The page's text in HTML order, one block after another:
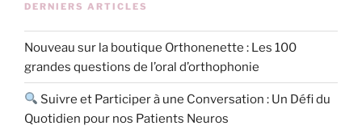
DERNIERS ARTICLES
Nouveau sur la boutique Orthonenette : Les 100
grandes questions de l’oral d’orthophonie
Suivre et Participer à une Conversation : Un Défi du
Quotidien pour nos Patients Neuros